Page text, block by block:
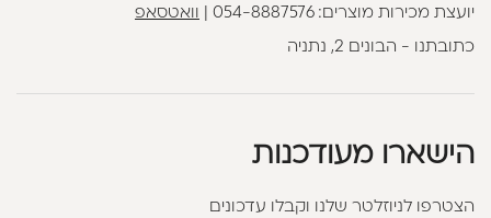
יועצת מכירות מוצרים:054-8887576 וואטסאפ
כתובתנו - הבונים 2, נתניה
הישארו מעודכנות
הצטרפו לניוזלטר שלנו וקבלו עדכונים